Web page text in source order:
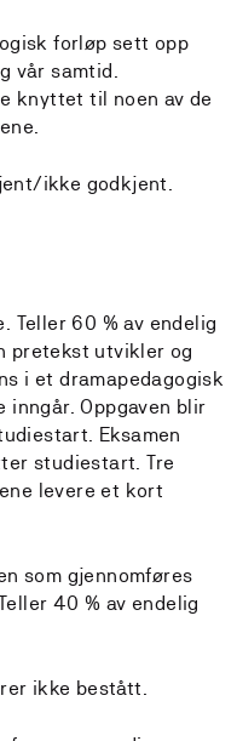
forløp sett opp
vår samtid.
knyttet til noen av de
ikke godkjent.
Teller 60 % av endelig
pretekst utvikler og
i et dramapedagogisk
Oppgaven blir
Eksamen
studiestart. Tre
levere et kort
som gjennomføres
40 % av endelig
ikke bestått.